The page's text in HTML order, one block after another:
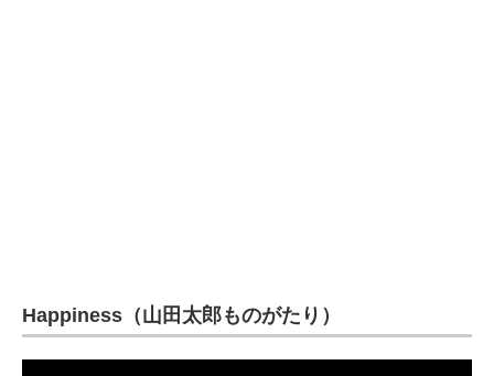
Happiness（山田太郎ものがたり）